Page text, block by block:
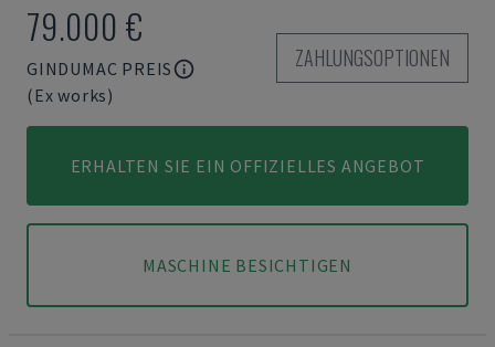
79.000 €
GINDUMAC PREIS
(Ex works)
ZAHLUNGSOPTIONEN
ERHALTEN SIE EIN OFFIZIELLES ANGEBOT
MASCHINE BESICHTIGEN